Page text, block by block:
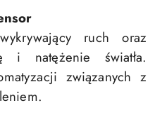
ruch oraz
i natężenie światła.
związanych z